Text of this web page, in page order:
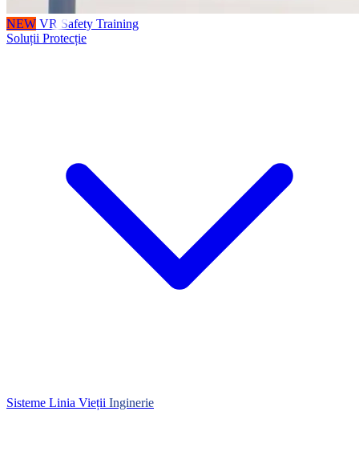
NEW VR Safety Training
Soluții Protecție
Sisteme Linia Vieții Inginerie